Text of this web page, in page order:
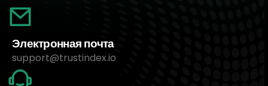
Электронная почта
support@trustindex.io